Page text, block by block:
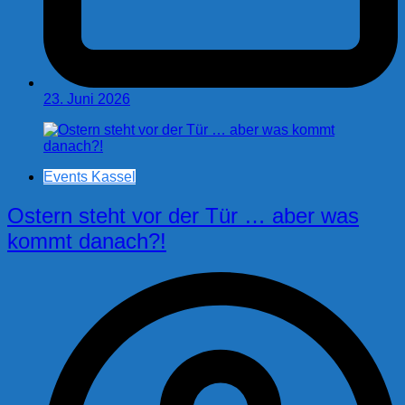
23. Juni 2026
Events Kassel
Ostern steht vor der Tür … aber was
kommt danach?!